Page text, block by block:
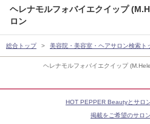
ヘレナモルフォバイエクイップ
ヘレナモルフォバイエクイップ
ロン
総合トップ 美容院・美容室・ヘアサロン検索ト
HOT PEPPER Beautyとサロ
掲載をご希望のサロ